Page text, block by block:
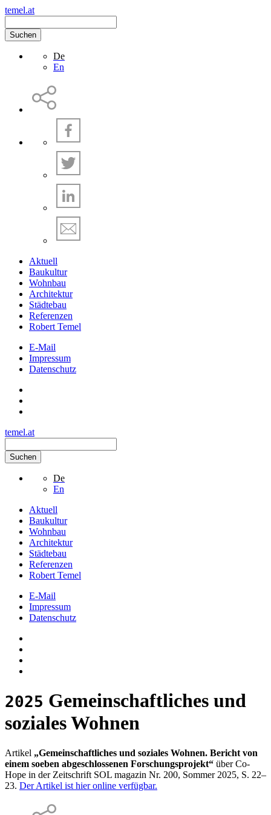
temel.at
Suchen
De
En
Aktuell
Baukultur
Wohnbau
Architektur
Städtebau
Referenzen
Robert Temel
E-Mail
Impressum
Datenschutz
temel.at
Suchen
De
En
Aktuell
Baukultur
Wohnbau
Architektur
Städtebau
Referenzen
Robert Temel
E-Mail
Impressum
Datenschutz
2025 Gemeinschaftliches und
soziales Wohnen
Artikel „Gemeinschaftliches und soziales Wohnen. Bericht von
einem soeben abgeschlossenen Forschungsprojekt“ über Co-
Hope in der Zeitschrift SOL magazin Nr. 200, Sommer 2025, S. 22–
23. Der Artikel ist hier online verfügbar.